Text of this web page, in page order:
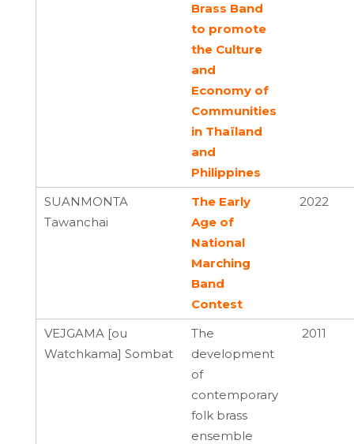
Brass Band
to promote
the Culture
and
Economy of
Communities
in Thaïland
and
Philippines
SUANMONTA
Tawanchai
The Early
Age of
National
Marching
Band
Contest
2022
VEJGAMA [ou
Watchkama] Sombat
The
development
of
contemporary
folk brass
ensemble
2011